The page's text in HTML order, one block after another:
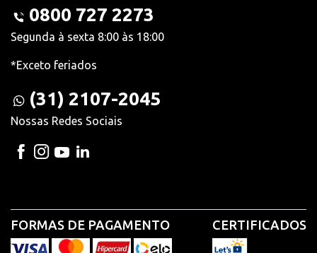
0800 727 2273
Segunda à sexta 8:00 às 18:00
*Exceto feriados
(31) 2107-2045
Nossas Redes Sociais
FORMAS DE PAGAMENTO CERTIFICADOS